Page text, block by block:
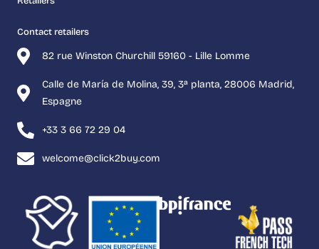
82 rue Winston Churchill 59160 - Lille Lomme
Calle de María de Molina, 39, 3ª planta, 28006 Madrid,
Espagne
+33 3 66 72 29 04
welcome@click2buy.com
Contact retailers